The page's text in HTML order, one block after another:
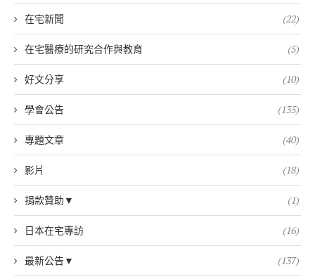
在宅新聞 (22)
在宅醫療的研究合作與教育 (5)
好文分享 (10)
學會公告 (135)
專題文章 (40)
影片 (18)
捐款贊助▼ (1)
日本在宅專訪 (16)
最新公告▼ (137)